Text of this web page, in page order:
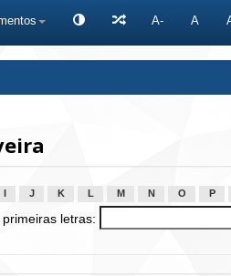
A- A
J K L M N O P
letras: